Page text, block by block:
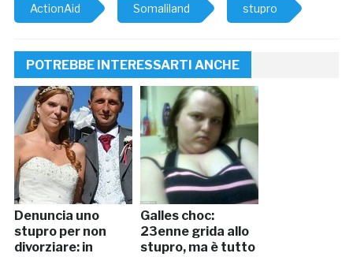
ActionAid Somaliland stupro
POTREBBE INTERESSARTI ANCHE
Denuncia uno
stupro per non
divorziare: in
Galles choc:
23enne grida allo
stupro, ma è tutto